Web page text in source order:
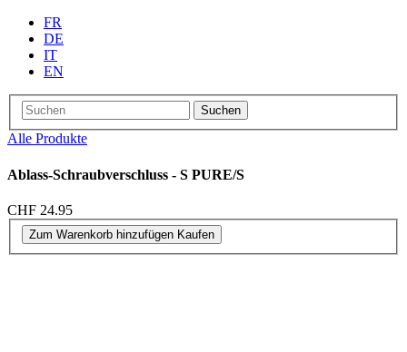
FR
DE
IT
EN
Suchen
Alle Produkte
Ablass-Schraubverschluss - S PURE/S
CHF 24.95
Zum Warenkorb hinzufügen Kaufen